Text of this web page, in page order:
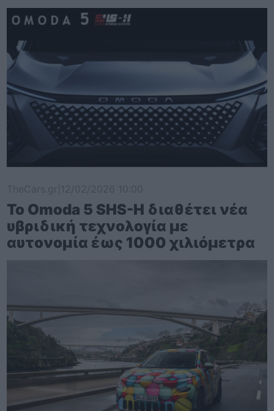
Το Omoda 5 SHS-H διαθέτει νέα
υβριδική τεχνολογία με
αυτονομία έως 1000 χιλιόμετρα